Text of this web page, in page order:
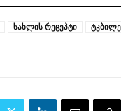
სახლის რეცეპტი